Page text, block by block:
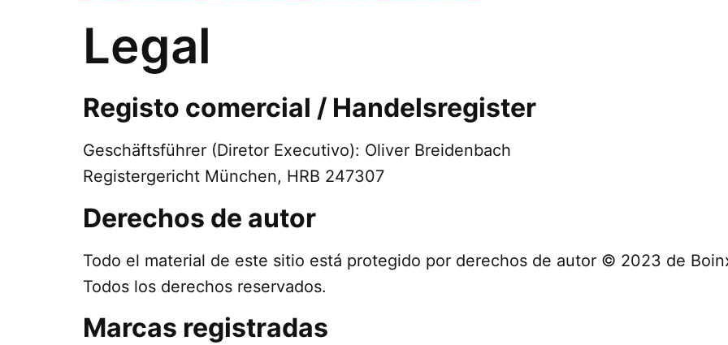
Legal
Registo comercial / Handelsregister
Geschäftsführer (Diretor Executivo): Oliver Breidenbach
Registergericht München, HRB 247307
Derechos de autor
Todo el material de este sitio está protegido por derechos de autor © 2023 de
Todos los derechos reservados.
Marcas registradas